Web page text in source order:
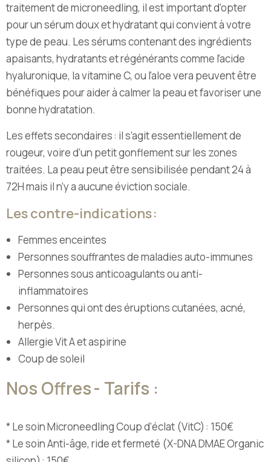
traitement de microneedling, il est important d’opter
pour un sérum doux et hydratant qui convient à votre
type de peau. Les sérums contenant des ingrédients
apaisants, hydratants et régénérants comme l’acide
hyaluronique, la vitamine C, ou l’aloe vera peuvent être
bénéfiques pour aider à calmer la peau et favoriser une
bonne hydratation.
Les effets secondaires : il s’agit essentiellement de
rougeur, voire d’un petit gonflement sur les zones
traitées. La peau peut être sensibilisée pendant 24 à
72H mais il n’y a aucune éviction sociale.
Les contre-indications :
Femmes enceintes
Personnes souffrantes de maladies auto-immunes
Personnes sous anticoagulants ou anti-
inflammatoires
Personnes qui ont des éruptions cutanées, acné,
herpès.
Allergie Vit A et aspirine
Coup de soleil
Nos Offres - Tarifs :
* Le soin Microneedling Coup d’éclat (VitC) : 150€
* Le soin Anti-âge, ride et fermeté (X-DNA DMAE Organic